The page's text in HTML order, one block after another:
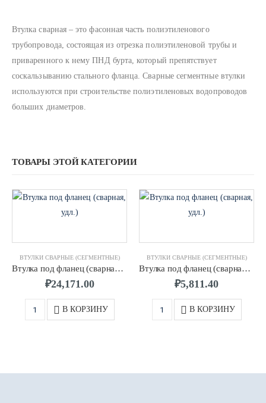
Втулка сварная – это фасонная часть полиэтиленового
трубопровода, состоящая из отрезка полиэтиленовой трубы и
приваренного к нему ПНД бурта, который препятствует
соскальзыванию стального фланца. Сварные сегментные втулки
используются при строительстве полиэтиленовых водопроводов
больших диаметров.
ТОВАРЫ ЭТОЙ КАТЕГОРИИ
ВТУЛКИ СВАРНЫЕ (СЕГМЕНТНЫЕ)
Втулка под фланец (сварная, удл.) д.0560 SDR21 ПЭ100
₽24,171.00
В КОРЗИНУ
ВТУЛКИ СВАРНЫЕ (СЕГМЕНТНЫЕ)
Втулка под фланец (сварная, удл.) д0315 SDR17 ПЭ100
₽5,811.40
В КОРЗИНУ